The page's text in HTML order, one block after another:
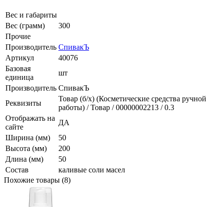
Вес и габариты
Вес (грамм)
300
Прочие
Производитель СпивакЪ
Артикул
40076
Базовая
единица
шт
Производитель СпивакЪ
Реквизиты
Товар (б/х) (Косметические средства ручной
работы) / Товар / 00000002213 / 0.3
Отображать на
сайте
ДА
Ширина (мм)
50
Высота (мм)
200
Длина (мм)
50
Состав
каливые соли масел
Похожие товары (8)